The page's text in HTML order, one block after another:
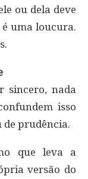
ou dela deve
é uma loucura.
sincero, nada
isso
de prudência.
que leva a
versão do